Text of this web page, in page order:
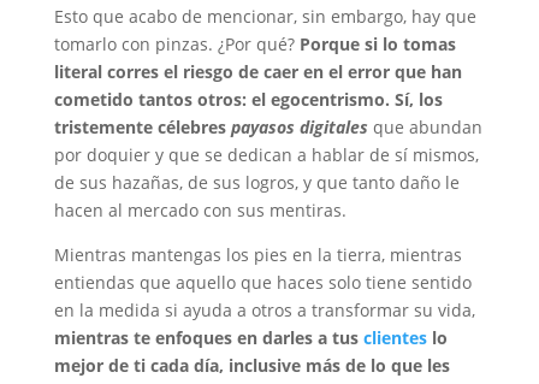
Esto que acabo de mencionar, sin embargo, hay que
tomarlo con pinzas. ¿Por qué? Porque si lo tomas
literal corres el riesgo de caer en el error que han
cometido tantos otros: el egocentrismo. Sí, los
tristemente célebres payasos digitales que abundan
por doquier y que se dedican a hablar de sí mismos,
de sus hazañas, de sus logros, y que tanto daño le
hacen al mercado con sus mentiras.
Mientras mantengas los pies en la tierra, mientras
entiendas que aquello que haces solo tiene sentido
en la medida si ayuda a otros a transformar su vida,
mientras te enfoques en darles a tus clienteslo
mejor de ti cada día, inclusive más de lo que les